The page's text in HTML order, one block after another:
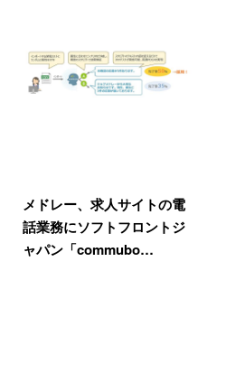
メドレー、求人サイトの電
話業務にソフトフロントジ
ャパン「commubo…